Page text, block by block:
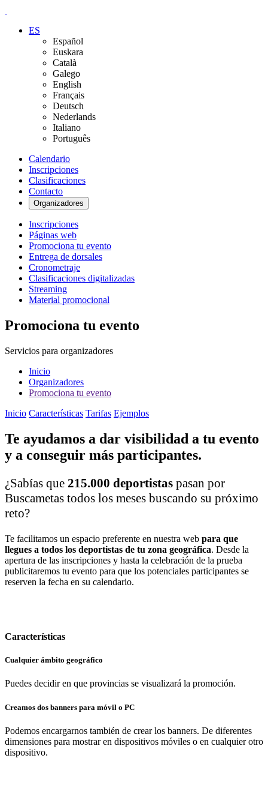
ES
Español
Euskara
Català
Galego
English
Français
Deutsch
Nederlands
Italiano
Português
Calendario
Inscripciones
Clasificaciones
Contacto
Organizadores
Inscripciones
Páginas web
Promociona tu evento
Entrega de dorsales
Cronometraje
Clasificaciones digitalizadas
Streaming
Material promocional
Promociona tu evento
Servicios para organizadores
Inicio
Organizadores
Promociona tu evento
Inicio Características Tarifas Ejemplos
Te ayudamos a dar visibilidad a tu evento
y a conseguir más participantes.
¿Sabías que 215.000 deportistas pasan por
Buscametas todos los meses buscando su próximo
reto?
Te facilitamos un espacio preferente en nuestra web para que
llegues a todos los deportistas de tu zona geográfica. Desde la
apertura de las inscripciones y hasta la celebración de la prueba
publicitaremos tu evento para que los potenciales participantes se
reserven la fecha en su calendario.
Características
Cualquier ámbito geográfico
Puedes decidir en que provincias se visualizará la promoción.
Creamos dos banners para móvil o PC
Podemos encargarnos también de crear los banners. De diferentes
dimensiones para mostrar en dispositivos móviles o en cualquier otro
dispositivo.